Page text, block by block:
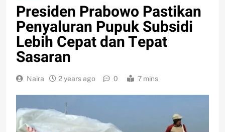
Presiden Prabowo Pastikan
Penyaluran Pupuk Subsidi
Lebih Cepat dan Tepat
Sasaran
Naira 2 years ago 0 7 mins